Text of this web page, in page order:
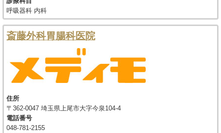
呼吸器科 内科
斎藤外科胃腸科医院
住所
〒362-0047 埼玉県上尾市大字今泉104-4
電話番号
048-781-2155